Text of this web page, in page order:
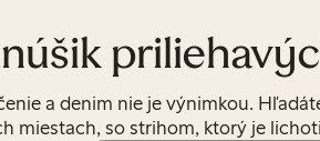
a denim nie je výnimkou.
miestach, so strihom, ktorý je